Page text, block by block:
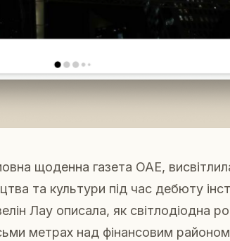
щоденна газета ОАЕ,
та культури під час дебюту
Лау описала, як світлодіодна
метрах над фінансовим